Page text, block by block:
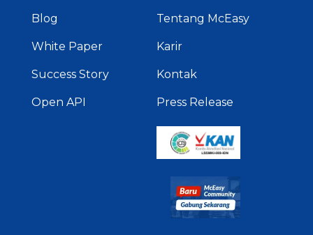
Blog
White Paper
Success Story
Open API
Tentang McEasy
Karir
Kontak
Press Release